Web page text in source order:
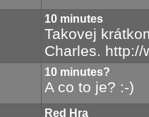
10 minutes
Takovej
Charles. http://
10 minutes?
A co to je? :-)
Red Hra